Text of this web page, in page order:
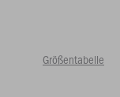
Größentabelle